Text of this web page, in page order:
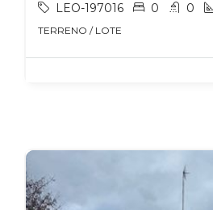
LEO-197016 0 0
TERRENO / LOTE